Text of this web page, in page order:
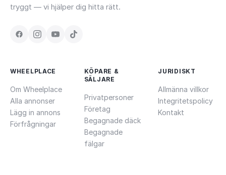
tryggt — vi hjälper dig hitta rätt.
WHEELPLACE
Om Wheelplace
Alla annonser
Lägg in annons
Förfrågningar
KÖPARE &
SÄLJARE
Privatpersoner
Företag
Begagnade däck
Begagnade
fälgar
JURIDISKT
Allmänna villkor
Integritetspolicy
Kontakt